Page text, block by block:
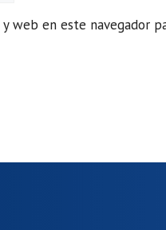
web en este navegador